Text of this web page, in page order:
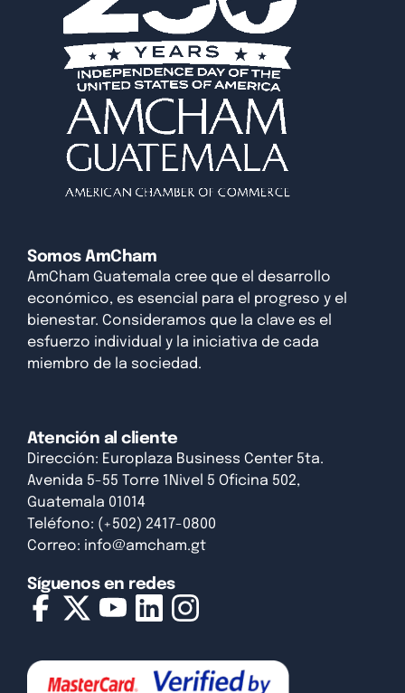
Somos AmCham
AmCham Guatemala cree que el desarrollo
económico, es esencial para el progreso y el
bienestar. Consideramos que la clave es el
esfuerzo individual y la iniciativa de cada
miembro de la sociedad.
Atención al cliente
Dirección: Europlaza Business Center 5ta.
Avenida 5-55 Torre 1Nivel 5 Oficina 502,
Guatemala 01014
Teléfono: (+502) 2417-0800
Correo: info@amcham.gt
Síguenos en redes